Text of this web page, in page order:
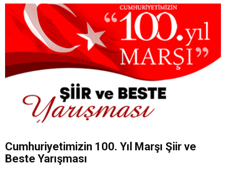
Cumhuriyetimizin 100. Yıl Marşı Şiir ve
Beste Yarışması